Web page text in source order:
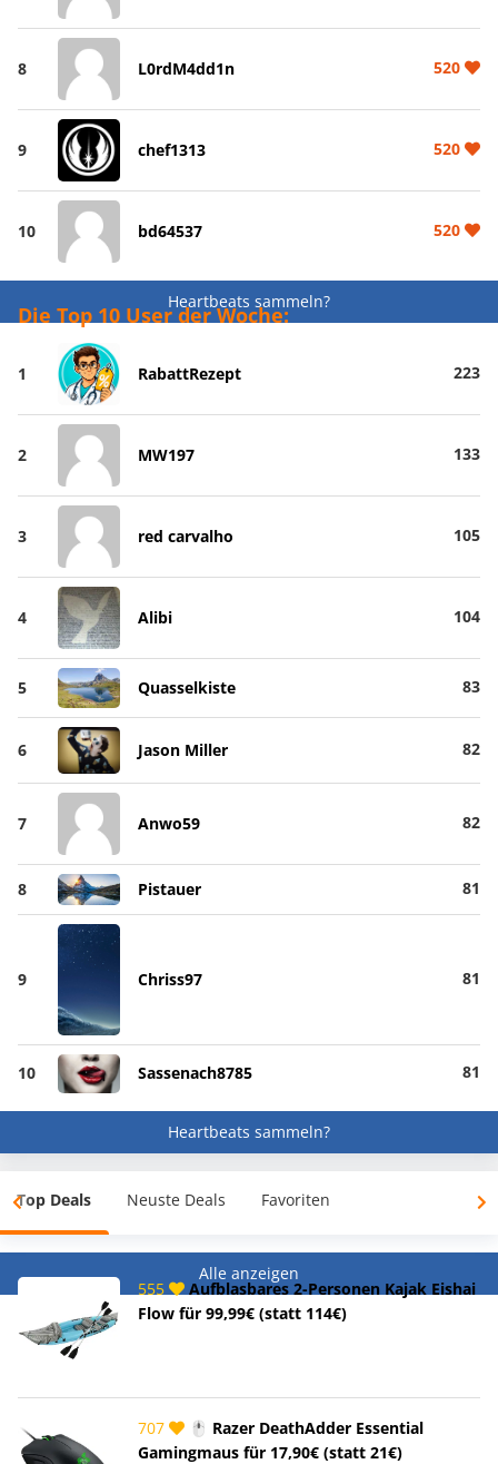
8 L0rdM4dd1n 520
9 chef1313 520
10 bd64537 520
Heartbeats sammeln?
Die Top 10 User der Woche:
1 RabattRezept 223
2 MW197 133
3 red carvalho 105
4 Alibi 104
5 Quasselkiste 83
6 Jason Miller 82
7 Anwo59 82
8 Pistauer 81
9 Chriss97 81
10 Sassenach8785 81
Heartbeats sammeln?
Top Deals Neuste Deals Favoriten
Alle anzeigen
555
Aufblasbares 2-Personen Kajak Eishai
Flow für 99,99€ (statt 114€)
707
🖱️ Razer DeathAdder Essential
Gamingmaus für 17,90€ (statt 21€)